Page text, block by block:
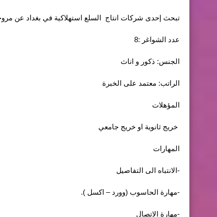
تبحث إحدى شركات انتاج السلع استهلاكية في بغداد عن
عدد الشواغر :8
الجنس: ذكور و اناث
الراتب: معتمد على الخبرة
المؤهلات
خريج ثانوية او خريج جامعي
المهارات
-الانتباه الى التفاصيل
-مهارة الحاسوب (وورد – اكسل ).
-مهارة الاتصال